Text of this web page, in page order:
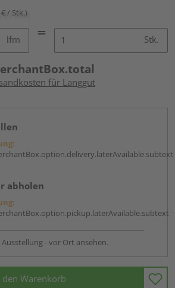
/ Stk.)
lfm Stk.
für Langgut
abholen
- vor Ort ansehen.
den Warenkorb